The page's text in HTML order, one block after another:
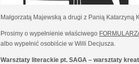
Małgorzatą Majewską a drugi z Panią Katarzyną
Prosimy o wypełnienie właściwego
albo wypełnić osobiście w Willi Decjusza.
Warsztaty literackie pt. SAGA – warsztaty